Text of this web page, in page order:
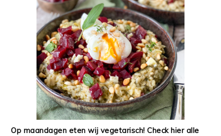
Op maandagen eten wij vegetarisch! Check hier alle